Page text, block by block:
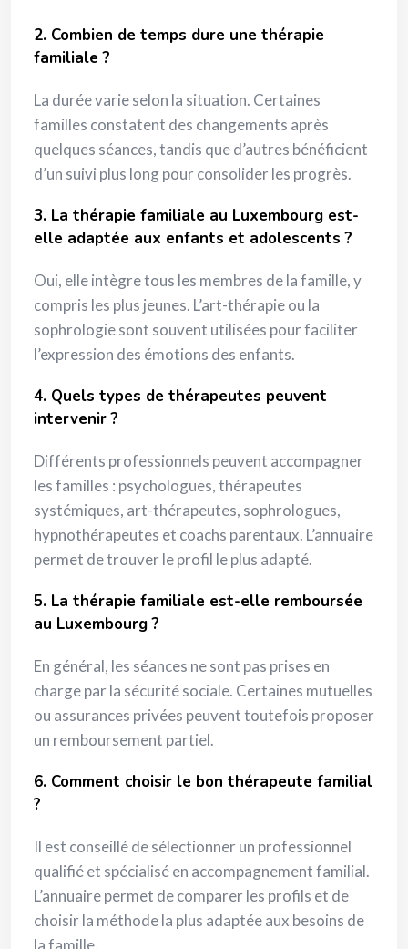
2. Combien de temps dure une thérapie
familiale ?
La durée varie selon la situation. Certaines
familles constatent des changements après
quelques séances, tandis que d’autres bénéficient
d’un suivi plus long pour consolider les progrès.
3. La thérapie familiale au Luxembourg est-
elle adaptée aux enfants et adolescents ?
Oui, elle intègre tous les membres de la famille, y
compris les plus jeunes. L’art-thérapie ou la
sophrologie sont souvent utilisées pour faciliter
l’expression des émotions des enfants.
4. Quels types de thérapeutes peuvent
intervenir ?
Différents professionnels peuvent accompagner
les familles : psychologues, thérapeutes
systémiques, art-thérapeutes, sophrologues,
hypnothérapeutes et coachs parentaux. L’annuaire
permet de trouver le profil le plus adapté.
5. La thérapie familiale est-elle remboursée
au Luxembourg ?
En général, les séances ne sont pas prises en
charge par la sécurité sociale. Certaines mutuelles
ou assurances privées peuvent toutefois proposer
un remboursement partiel.
6. Comment choisir le bon thérapeute familial
?
Il est conseillé de sélectionner un professionnel
qualifié et spécialisé en accompagnement familial.
L’annuaire permet de comparer les profils et de
choisir la méthode la plus adaptée aux besoins de
la famille.